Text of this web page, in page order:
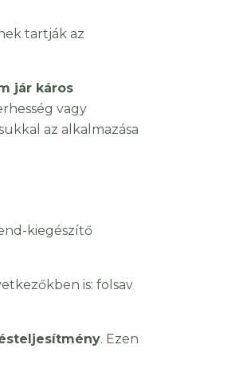
tartják az
jár káros
vagy
az alkalmazása
kiegészítő
is: folsav
. Ezen